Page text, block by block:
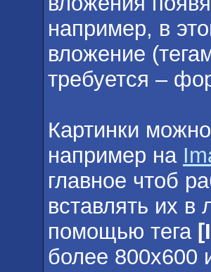
например, в
вложение
требуется –
Картинки
например на
главное чтоб
вставлять их
помощью тега
более 800x600